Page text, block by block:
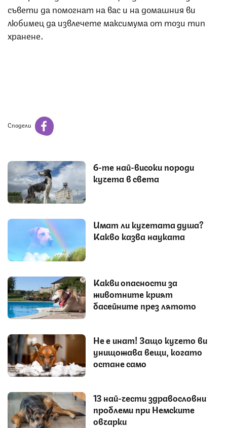
съвети да помогнат на вас и на домашния ви
любимец да извлечете максимума от този тип
хранене.
Сподели
6-те най-високи породи
кучета в света
Имат ли кучетата душа?
Какво казва науката
Какви опасности за
животните крият
басейните през лятото
Не е инат! Защо кучето ви
унищожава вещи, когато
остане само
13 най-чести здравословни
проблеми при Немските
овчарки